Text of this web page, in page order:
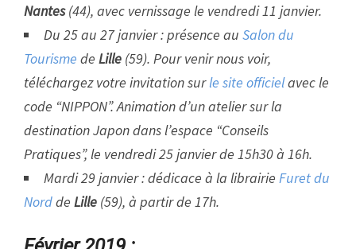
Nantes(44), avec vernissage le vendredi 11 janvier.
Du 25 au 27 janvier : présence au Salon du
Tourisme de Lille (59). Pour venir nous voir,
téléchargez votre invitation surle site officielavec le
code “NIPPON”. Animation d’un atelier sur la
destination Japon dans l’espace “Conseils
Pratiques”, le vendredi 25 janvier de 15h30 à 16h.
Mardi 29 janvier : dédicace à la librairie Furet du
Nordde Lille (59), à partir de 17h.